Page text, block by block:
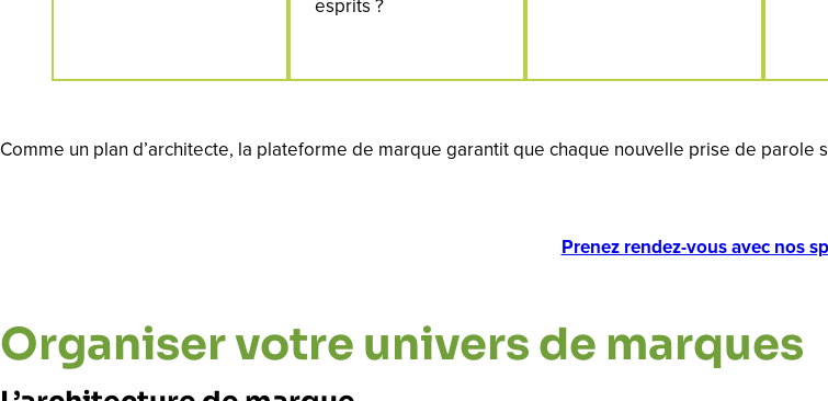
esprits ?
Comme un plan d’architecte, la plateforme de marque garantit que chaque nouvelle prise de parole
Prenez rendez-vous avec nos
Organiser votre univers de marques